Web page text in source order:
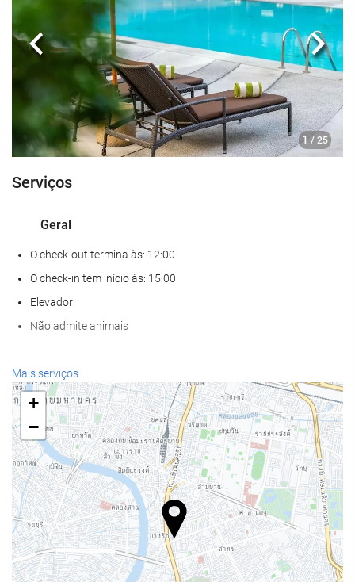
1 / 25
Anterior
Serviços
Geral
O check-out termina às: 12:00
O check-in tem início às: 15:00
Elevador
Não admite animais
Bem-estar
Spa
Banho turco
Sauna
Ginásio
Alimentação e bebidas
Restaurante à la carte
Bar
Mais serviços
+
−